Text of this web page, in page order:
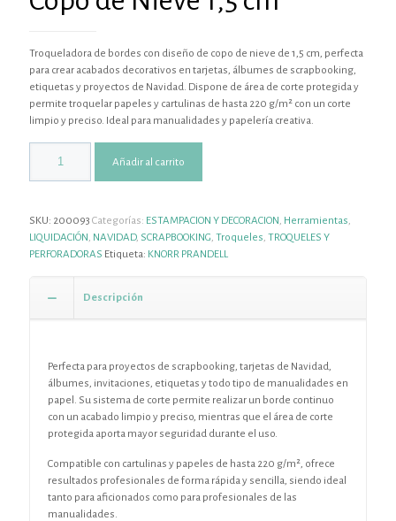
Troqueladora de bordes con diseño de copo de nieve de 1,5 cm, perfecta
para crear acabados decorativos en tarjetas, álbumes de scrapbooking,
etiquetas y proyectos de Navidad. Dispone de área de corte protegida y
permite troquelar papeles y cartulinas de hasta 220 g/m² con un corte
limpio y preciso. Ideal para manualidades y papelería creativa.
Añadir al carrito
SKU: 200093 Categorías: ESTAMPACION Y DECORACION Herramientas
LIQUIDACIÓN NAVIDAD, SCRAPBOOKING Troqueles TROQUELES Y
PERFORADORAS Etiqueta: KNORR PRANDELL
Descripción
Perfecta para proyectos de scrapbooking, tarjetas de Navidad,
álbumes, invitaciones, etiquetas y todo tipo de manualidades en
papel. Su sistema de corte permite realizar un borde continuo
con un acabado limpio y preciso, mientras que el área de corte
protegida aporta mayor seguridad durante el uso.
Compatible con cartulinas y papeles de hasta 220 g/m², ofrece
resultados profesionales de forma rápida y sencilla, siendo ideal
tanto para aficionados como para profesionales de las
manualidades.